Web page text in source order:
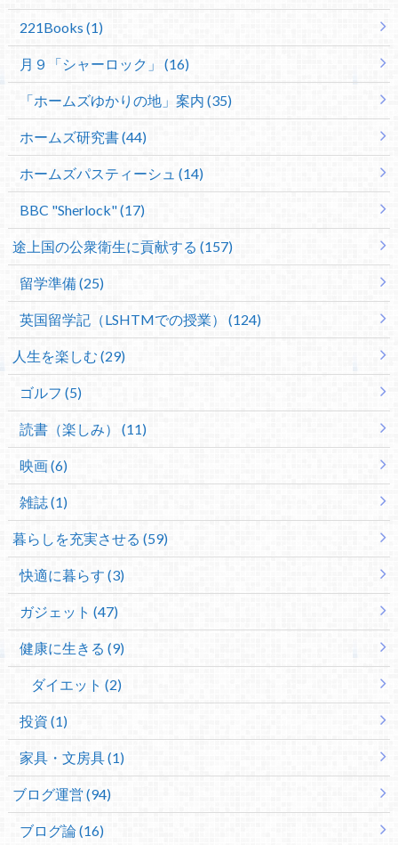
221Books (1)
月９「シャーロック」 (16)
「ホームズゆかりの地」案内 (35)
ホームズ研究書 (44)
ホームズパスティーシュ (14)
BBC "Sherlock" (17)
途上国の公衆衛生に貢献する (157)
留学準備 (25)
英国留学記（LSHTMでの授業） (124)
人生を楽しむ (29)
ゴルフ (5)
読書（楽しみ） (11)
映画 (6)
雑誌 (1)
暮らしを充実させる (59)
快適に暮らす (3)
ガジェット (47)
健康に生きる (9)
ダイエット (2)
投資 (1)
家具・文房具 (1)
ブログ運営 (94)
ブログ論 (16)